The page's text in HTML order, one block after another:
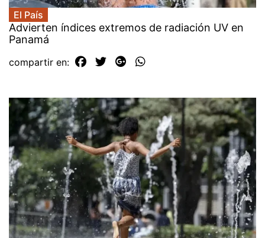
El País
Advierten índices extremos de radiación UV en
Panamá
compartir en: